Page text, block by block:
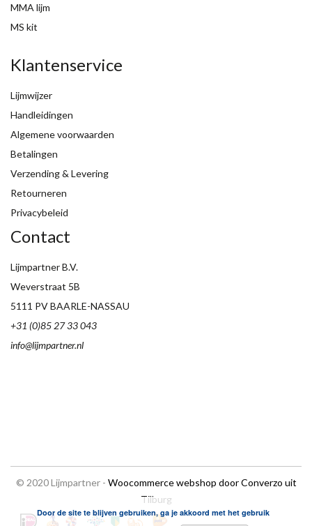
MMA lijm
MS kit
Klantenservice
Lijmwijzer
Handleidingen
Algemene voorwaarden
Betalingen
Verzending & Levering
Retourneren
Privacybeleid
Contact
Lijmpartner B.V.
Weverstraat 5B
5111 PV BAARLE-NASSAU
+31 (0)85 27 33 043
info@lijmpartner.nl
© 2020 Lijmpartner - Woocommerce webshop door Converzo uit
Tilburg
Door de site te blijven gebruiken, ga je akkoord met het gebruik